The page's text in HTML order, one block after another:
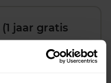
jaar gratis